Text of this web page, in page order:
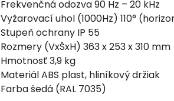
Frekvenčná odozva 90 Hz – 20 kHz
Vyžarovací uhol (1000Hz) 110°
Stupeň ochrany IP 55
Rozmery (VxŠxH) 363 x 253 x 310 mm
Hmotnosť 3,9 kg
Materiál ABS plast, hliníkový držiak
Farba šedá (RAL 7035)